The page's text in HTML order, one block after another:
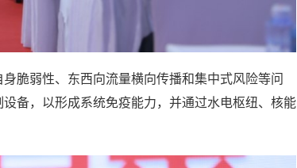
脆弱性、东西向流量横向传播和集中式风险等问
备，以形成系统免疫能力，并通过水电枢纽、核能